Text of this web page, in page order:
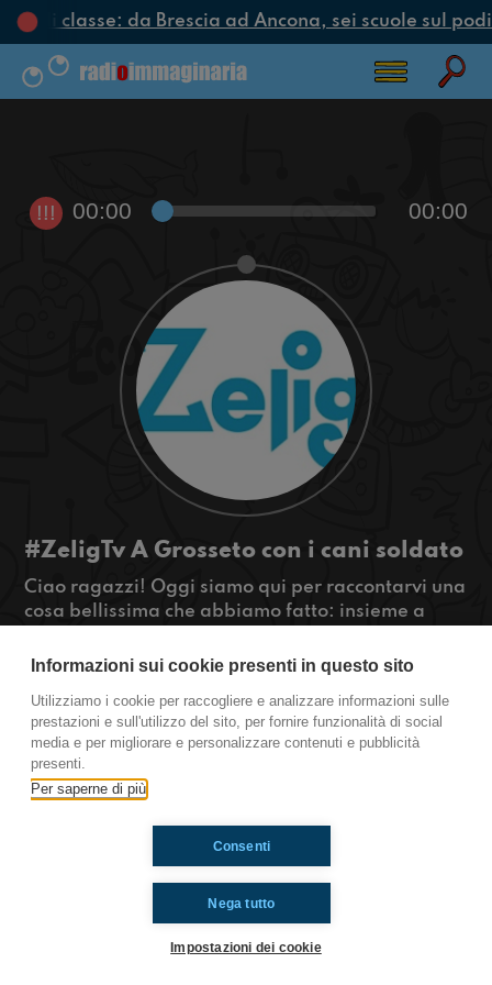
di classe: da Brescia ad Ancona, sei scuole sul
!!! 00:00 00:00
#ZeligTv A Grosseto con i cani soldato
Ciao ragazzi! Oggi siamo qui per raccontarvi una
cosa bellissima che abbiamo fatto: insieme a
guerra, siamo andati a Grosseto a vedere come
molto emozionate, speriamo che lo sia anche per
voi!
#OkkinSu www.radioimmaginaria.it
Ti è piaciuto? Condividilo!
Informazioni sui cookie presenti in questo sito
Utilizziamo i cookie per raccogliere e analizzare informazioni sulle
prestazioni e sull'utilizzo del sito, per fornire funzionalità di social
media e per migliorare e personalizzare contenuti e pubblicità
presenti.
Per saperne di più
Nega tutto
Consenti
Impostazioni dei cookie